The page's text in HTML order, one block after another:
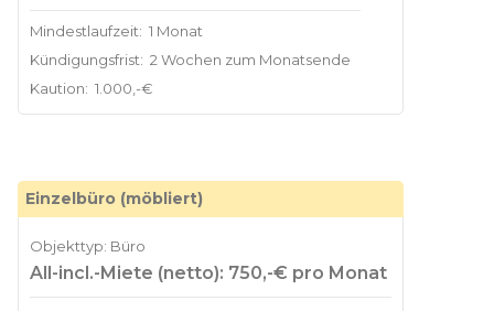
Mindestlaufzeit: 1 Monat
Kündigungsfrist: 2 Wochen zum Monatsende
Kaution: 1.000,-€
Einzelbüro (möbliert)
Objekttyp: Büro
All-incl.-Miete (netto): 750,-€ pro Monat